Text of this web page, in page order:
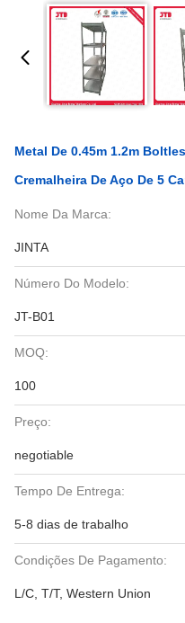
Metal De 0.45m 1.2m
Cremalheira De Aço De 5
Nome Da Marca:
JINTA
Número Do Modelo:
JT-B01
MOQ:
100
Preço:
negotiable
Tempo De Entrega:
5-8 dias de trabalho
Condições De Pagamento:
L/C, T/T, Western Union